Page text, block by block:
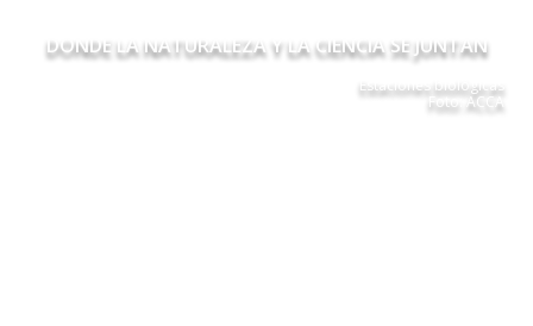
DONDE LA NATURALEZA Y LA CIENCIA SE JUNTAN​
Estaciones biológicas
Foto: ACCA